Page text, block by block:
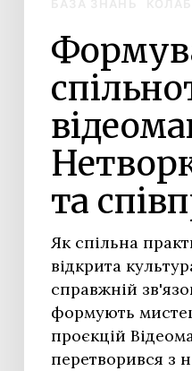
та
Як спільна
відкрита
справжній
формують
проєкцій
перетворився з